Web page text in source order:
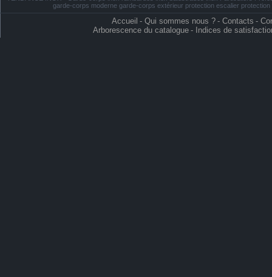
garde-corps moderne garde-corps extérieur protection escalier
Accueil - Qui sommes nous ? - Contacts -
Arborescence du catalogue - Indices de